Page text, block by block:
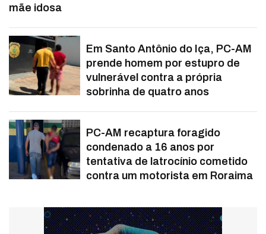
mãe idosa
Em Santo Antônio do Iça, PC-AM
prende homem por estupro de
vulnerável contra a própria
sobrinha de quatro anos
PC-AM recaptura foragido
condenado a 16 anos por
tentativa de latrocínio cometido
contra um motorista em Roraima